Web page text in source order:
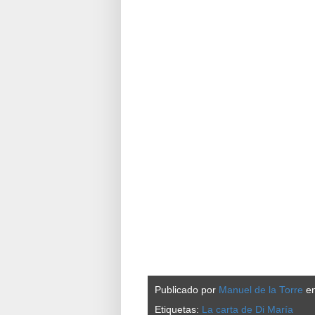
Publicado por Manuel de la Torre
Etiquetas: La carta de Di María